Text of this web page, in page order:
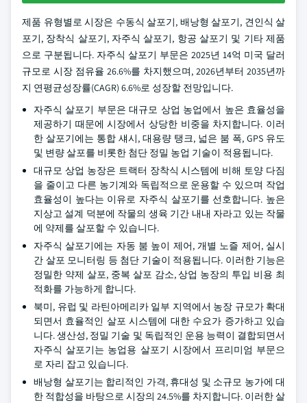
제품 유형별로 시장은 수동식 살포기, 배낭형 살포기, 견인식 살
포기, 장착식 살포기, 자주식 살포기, 항공 살포기 및 기타 제품
으로 구분됩니다. 자주식 살포기 부문은 2025년 14억 미국 달러
규모로 시장 점유율 26.6%를 차지했으며, 2026년부터 2035년까
지 연평균성장률(CAGR) 6.6%로 성장할 전망입니다.
자주식 살포기 부문은 대규모 상업 농업에서 높은 효율성을
제공하기 때문에 시장에서 상당한 비중을 차지합니다. 이러
한 살포기에는 통합 섀시, 대용량 탱크, 넓은 붐 폭, GPS 유도
및 변량 살포를 비롯한 첨단 정밀 농업 기술이 적용됩니다.
대규모 상업 농장은 트랙터 장착식 시스템에 비해 토양 다짐
을 줄이고 다른 농기계와 독립적으로 운용할 수 있으며 작업
효율성이 높다는 이유로 자주식 살포기를 선호합니다. 높은
지상고 설계 덕분에 작물의 생육 기간 내내 자라고 있는 작물
에 약제를 살포할 수 있습니다.
자주식 살포기에는 자동 붐 높이 제어, 개별 노즐 제어, 실시
간 살포 모니터링 등 첨단 기술이 적용됩니다. 이러한 기능은
정밀한 약제 살포, 중복 살포 감소, 상업 농장의 투입 비용 최
적화를 가능하게 합니다.
북미, 유럽 및 라틴아메리카 일부 지역에서 농장 규모가 확대
되면서 효율적인 살포 시스템에 대한 수요가 증가하고 있습
니다. 생산성, 정밀 기술 및 독립적인 운용 능력이 결합되면서
자주식 살포기는 농업용 살포기 시장에서 프리미엄 부문으
로 자리 잡고 있습니다.
배낭형 살포기는 합리적인 가격, 휴대성 및 소규모 농가에 대
한 적합성을 바탕으로 시장의 24.5%를 차지합니다. 이러한 살